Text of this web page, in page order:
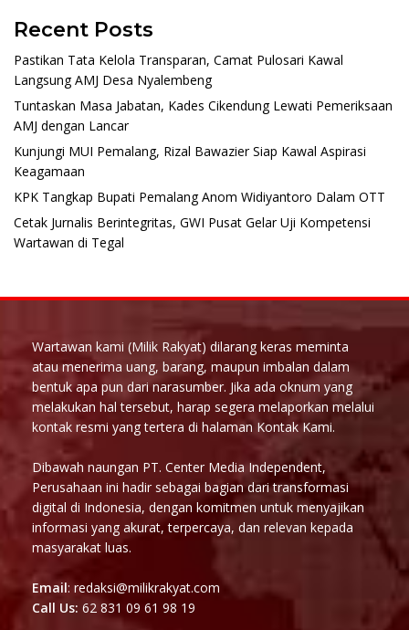
Recent Posts
Pastikan Tata Kelola Transparan, Camat Pulosari Kawal
Langsung AMJ Desa Nyalembeng
Tuntaskan Masa Jabatan, Kades Cikendung Lewati Pemeriksaan
AMJ dengan Lancar
Kunjungi MUI Pemalang, Rizal Bawazier Siap Kawal Aspirasi
Keagamaan
KPK Tangkap Bupati Pemalang Anom Widiyantoro Dalam OTT
Cetak Jurnalis Berintegritas, GWI Pusat Gelar Uji Kompetensi
Wartawan di Tegal
Wartawan kami (Milik Rakyat) dilarang keras meminta
atau menerima uang, barang, maupun imbalan dalam
bentuk apa pun dari narasumber. Jika ada oknum yang
melakukan hal tersebut, harap segera melaporkan melalui
kontak resmi yang tertera di halaman Kontak Kami.
Dibawah naungan PT. Center Media Independent,
Perusahaan ini hadir sebagai bagian dari transformasi
digital di Indonesia, dengan komitmen untuk menyajikan
informasi yang akurat, terpercaya, dan relevan kepada
masyarakat luas.
Email: redaksi@milikrakyat.com
Call Us: 62 831 09 61 98 19